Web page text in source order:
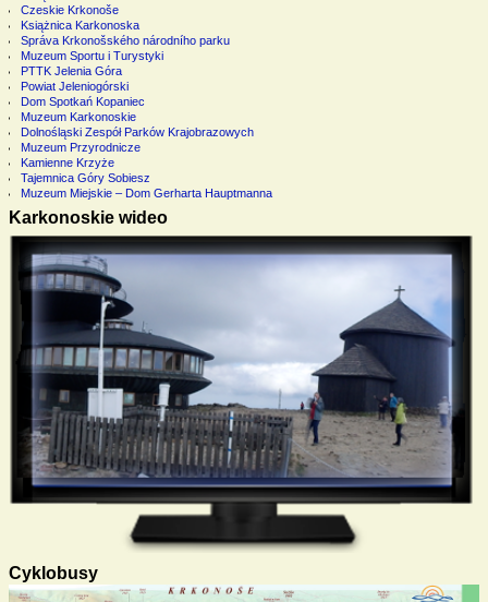
Czeskie Krkonoše
Książnica Karkonoska
Správa Krkonošského národního parku
Muzeum Sportu i Turystyki
PTTK Jelenia Góra
Powiat Jeleniogórski
Dom Spotkań Kopaniec
Muzeum Karkonoskie
Dolnośląski Zespół Parków Krajobrazowych
Muzeum Przyrodnicze
Kamienne Krzyże
Tajemnica Góry Sobiesz
Muzeum Miejskie – Dom Gerharta Hauptmanna
Karkonoskie wideo
Cyklobusy